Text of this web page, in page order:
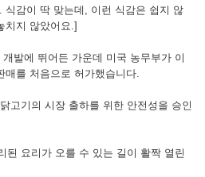
식감이 딱 맞는데, 이런 식감은 쉽지 않
치지 않았어요.]
발에 뛰어든 가운데 미국 농무부가 이
매를 처음으로 허가했습니다.
고기의 시장 출하를 위한 안전성을 승인
된 요리가 오를 수 있는 길이 활짝 열린